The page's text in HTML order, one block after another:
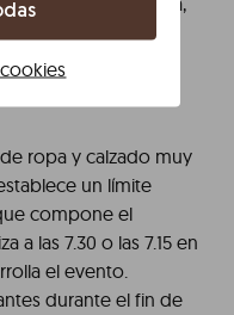
Entre los puntos
las siguientes
ropa y calzado muy
un límite
compone el
a las 7.30 o las 7.15 en
el evento.
durante el fin de